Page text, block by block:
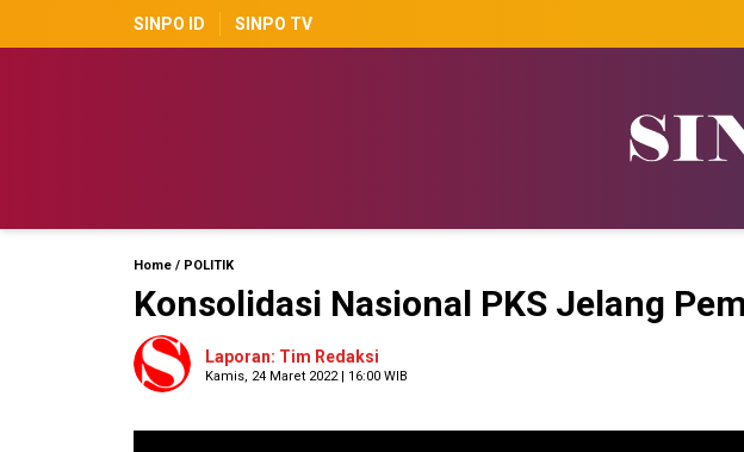
SINPO ID SINPO TV
Home / POLITIK
Konsolidasi Nasional PKS Jelang
Laporan: Tim Redaksi
Kamis, 24 Maret 2022 | 16:00 WIB